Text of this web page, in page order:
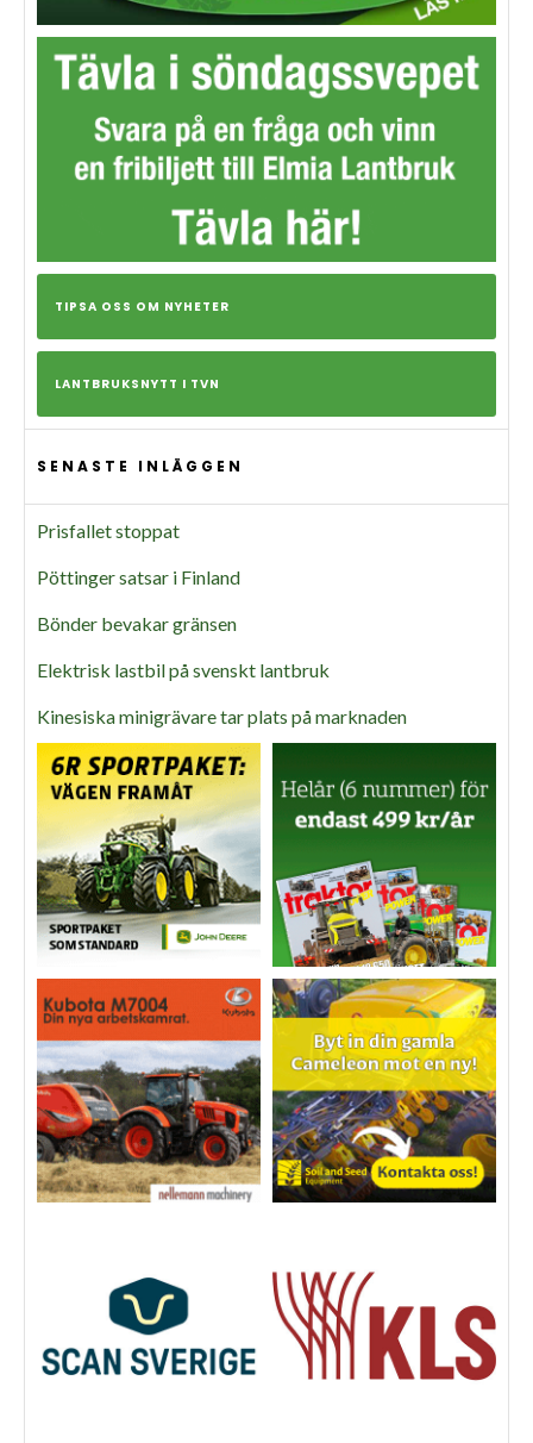
TIPSA OSS OM NYHETER
LANTBRUKSNYTT I TVN
SENASTE INLÄGGEN
Prisfallet stoppat
Pöttinger satsar i Finland
Bönder bevakar gränsen
Elektrisk lastbil på svenskt lantbruk
Kinesiska minigrävare tar plats på marknaden